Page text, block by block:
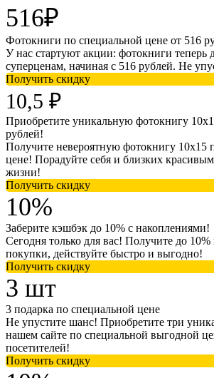
516₽
Фотокниги по специальной цене от 516
У нас стартуют акции: фотокниги теперь
суперценам, начиная с 516 рублей. Не
Получить скидку
10,5 ₽
Приобретите уникальную фотокнигу
рублей!
Получите невероятную фотокнигу 10х15
цене! Порадуйте себя и близких
жизни!
Получить скидку
10%
Заберите кэшбэк до 10% с накоплениями!
Сегодня только для вас! Получите до
покупки, действуйте быстро и выгодно!
Получить скидку
3 шт
3 подарка по специальной цене
Не упустите шанс! Приобретите три
нашем сайте по специальной выгодной
посетителей!
Получить скидку